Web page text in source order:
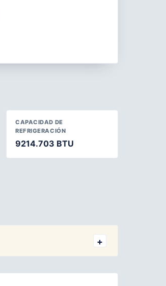
CAPACIDAD DE
REFRIGERACIÓN
9214.703 BTU